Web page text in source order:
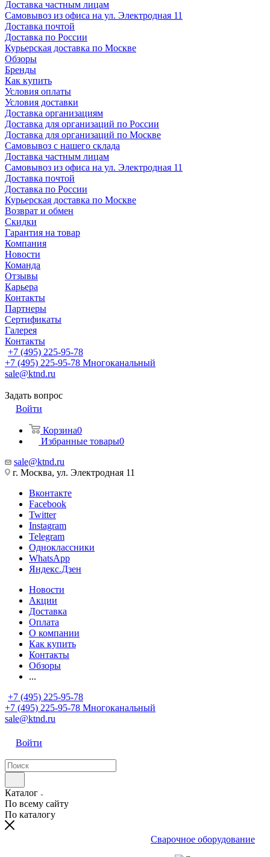
Доставка частным лицам
Самовывоз из офиса на ул. Электродная 11
Доставка почтой
Доставка по России
Курьерская доставка по Москве
Обзоры
Бренды
Как купить
Условия оплаты
Условия доставки
Доставка организациям
Доставка для организаций по России
Доставка для организаций по Москве
Самовывоз с нашего склада
Доставка частным лицам
Самовывоз из офиса на ул. Электродная 11
Доставка почтой
Доставка по России
Курьерская доставка по Москве
Возврат и обмен
Скидки
Гарантия на товар
Компания
Новости
Команда
Отзывы
Карьера
Контакты
Партнеры
Сертификаты
Галерея
Контакты
+7 (495) 225-95-78
+7 (495) 225-95-78 Многоканальный
sale@ktnd.ru
Задать вопрос
Войти
Корзина0
Избранные товары0
sale@ktnd.ru
г. Москва, ул. Электродная 11
Вконтакте
Facebook
Twitter
Instagram
Telegram
Одноклассники
WhatsApp
Яндекс.Дзен
Новости
Акции
Доставка
Оплата
О компании
Как купить
Контакты
Обзоры
...
+7 (495) 225-95-78
+7 (495) 225-95-78 Многоканальный
sale@ktnd.ru
Войти
Каталог
По всему сайту
По каталогу
Сварочное оборудование